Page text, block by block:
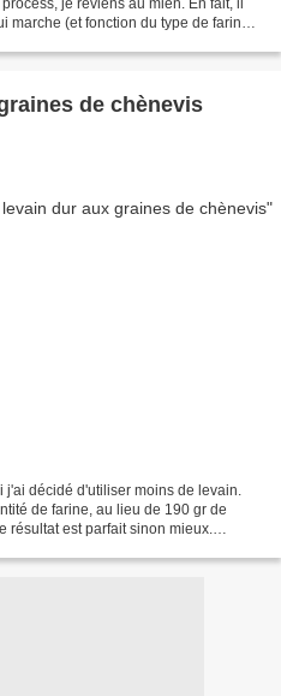
je reviens au mien. En fait, il
marche (et fonction du type de farine,
de chènevis
décidé d'utiliser moins de levain.
de farine, au lieu de 190 gr de
résultat est parfait sinon mieux.